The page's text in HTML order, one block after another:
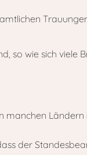
so wie sich viele
manchen Ländern
der